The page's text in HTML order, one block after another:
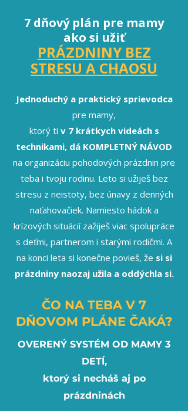
7 dňový plán pre mamy
ako si užiť
PRÁZDNINY BEZ
STRESU A CHAOSU
Jednoduchý a praktický sprievodca
pre mamy,
ktorý ti v 7 krátkych videách s
technikami, dá KOMPLETNÝ NÁVOD
na organizáciu pohodových prázdnin pre
teba i tvoju rodinu. Leto si užiješ bez
stresu z neistoty, bez únavy z denných
naťahovačiek. Namiesto hádok a
krízových situácií zažiješ viac spolupráce
s deťmi, partnerom i starými rodičmi. A
na konci leta si konečne povieš, že si si
prázdniny naozaj užila a oddýchla si.
ČO NA TEBA V 7
DŇOVOM PLÁNE ČAKÁ?
OVERENÝ SYSTÉM OD MAMY 3
DETÍ,
ktorý si necháš aj po
prázdninách